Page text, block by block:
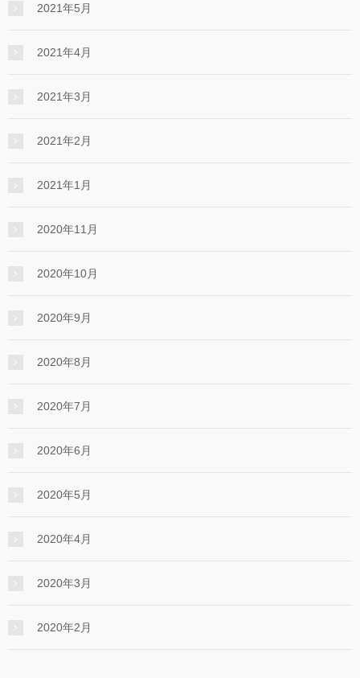
2021年5月
2021年4月
2021年3月
2021年2月
2021年1月
2020年11月
2020年10月
2020年9月
2020年8月
2020年7月
2020年6月
2020年5月
2020年4月
2020年3月
2020年2月